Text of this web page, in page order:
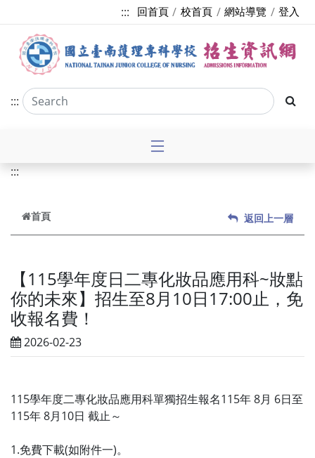
::: 回首頁 校首頁 網站導覽 登入
:::
:::
首頁 返回上一層
【115學年度日二專化妝品應用科~妝點
你的未來】招生至8月10日17:00止，免
收報名費！
2026-02-23
115學年度二專化妝品應用科單獨招生報名115年 8月 6日至
115年 8月10日 截止～
1.免費下載(如附件一)。